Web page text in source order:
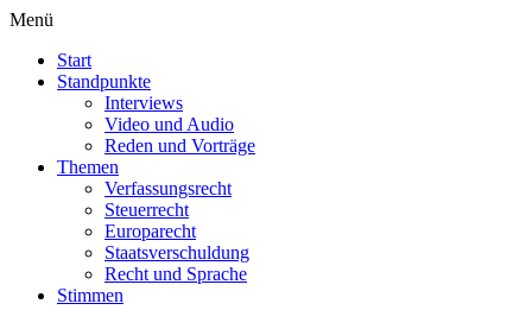
Menü
Start
Standpunkte
Interviews
Video und Audio
Reden und Vorträge
Themen
Verfassungsrecht
Steuerrecht
Europarecht
Staatsverschuldung
Recht und Sprache
Stimmen